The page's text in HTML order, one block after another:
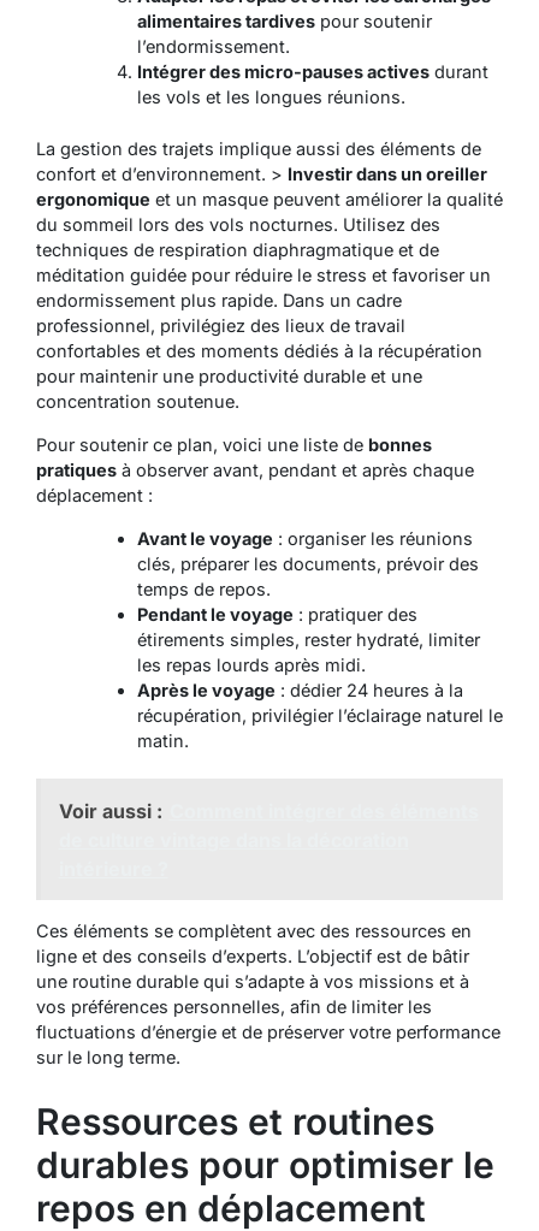
alimentaires tardivespour soutenir
l’endormissement.
Intégrer des micro-pauses activesdurant
les vols et les longues réunions.
La gestion des trajets implique aussi des éléments de
confort et d’environnement. > Investir dans un oreiller
ergonomique et un masque peuvent améliorer la qualité
du sommeil lors des vols nocturnes. Utilisez des
techniques de respiration diaphragmatique et de
méditation guidée pour réduire le stress et favoriser un
endormissement plus rapide. Dans un cadre
professionnel, privilégiez des lieux de travail
confortables et des moments dédiés à la récupération
pour maintenir une productivité durable et une
concentration soutenue.
Pour soutenir ce plan, voici une liste de bonnes
pratiques à observer avant, pendant et après chaque
déplacement :
Avant le voyage : organiser les réunions
clés, préparer les documents, prévoir des
temps de repos.
Pendant le voyage : pratiquer des
étirements simples, rester hydraté, limiter
les repas lourds après midi.
Après le voyage : dédier 24 heures à la
récupération, privilégier l’éclairage naturel le
matin.
Voir aussi :
Ces éléments se complètent avec des ressources en
ligne et des conseils d’experts. L’objectif est de bâtir
une routine durable qui s’adapte à vos missions et à
vos préférences personnelles, afin de limiter les
fluctuations d’énergie et de préserver votre performance
sur le long terme.
Ressources et routines
durables pour optimiser le
repos en déplacement